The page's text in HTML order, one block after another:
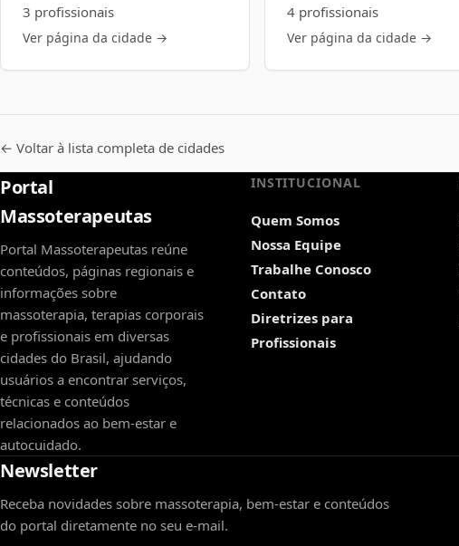
3 profissionais
Ver página da cidade →
4 profissionais
Ver página da cidade →
← Voltar à lista completa de cidades
Portal
Massoterapeutas
Portal Massoterapeutas reúne
conteúdos, páginas regionais e
informações sobre
massoterapia, terapias corporais
e profissionais em diversas
cidades do Brasil, ajudando
usuários a encontrar serviços,
técnicas e conteúdos
relacionados ao bem-estar e
autocuidado.
INSTITUCIONAL
Quem Somos
Nossa Equipe
Trabalhe Conosco
Contato
Diretrizes para
Profissionais
Newsletter
Receba novidades sobre massoterapia, bem-estar e conteúdos
do portal diretamente no seu e-mail.